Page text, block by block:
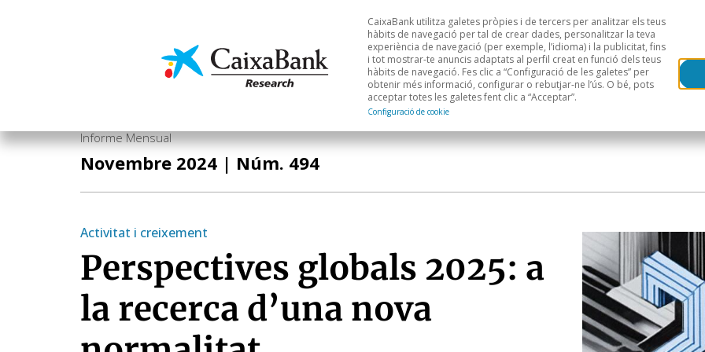
Economia i mercats Anàlisi sectorial Àrees geogràfiques
CaixaBank utilitza galetes pròpies i de tercers per analitzar els teus
hàbits de navegació per tal de crear dades, personalitzar la teva
experiència de navegació (per exemple, l’idioma) i la publicitat, fins
i tot mostrar-te anuncis adaptats al perfil creat en funció dels teus
hàbits de navegació. Fes clic a “Configuració de les galetes” per
obtenir més informació, configurar o rebutjar-ne l’ús. O bé, pots
acceptar totes les galetes fent clic a “Acceptar”.
Configuració de cookie
Informe Mensual
Novembre 2024 | Núm. 494
Activitat i creixement
Perspectives globals 2025: a
la recerca d’una nova